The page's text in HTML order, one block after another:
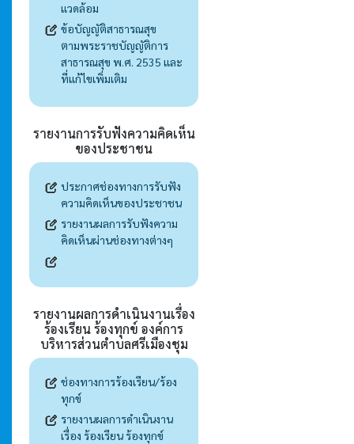
แวดล้อม
ข้อบัญญัติสาธารณสุข
ตามพระราชบัญญัติการ
สาธารณสุข พ.ศ. 2535 และ
ที่แก้ไขเพิ่มเติม
รายงานการรับฟังความคิดเห็น
ของประชาชน
ประกาศช่องทางการรับฟัง
ความคิดเห็นของประชาชน
รายงานผลการรับฟังความ
คิดเห็นผ่านช่องทางต่างๆ
รายงานผลการดำเนินงานเรื่อง
ร้องเรียน ร้องทุกข์ องค์การ
บริหารส่วนตำบลศรีเมืองชุม
ช่องทางการร้องเรียน/ร้อง
ทุกข์
รายงานผลการดำเนินงาน
เรื่อง ร้องเรียน ร้องทุกข์